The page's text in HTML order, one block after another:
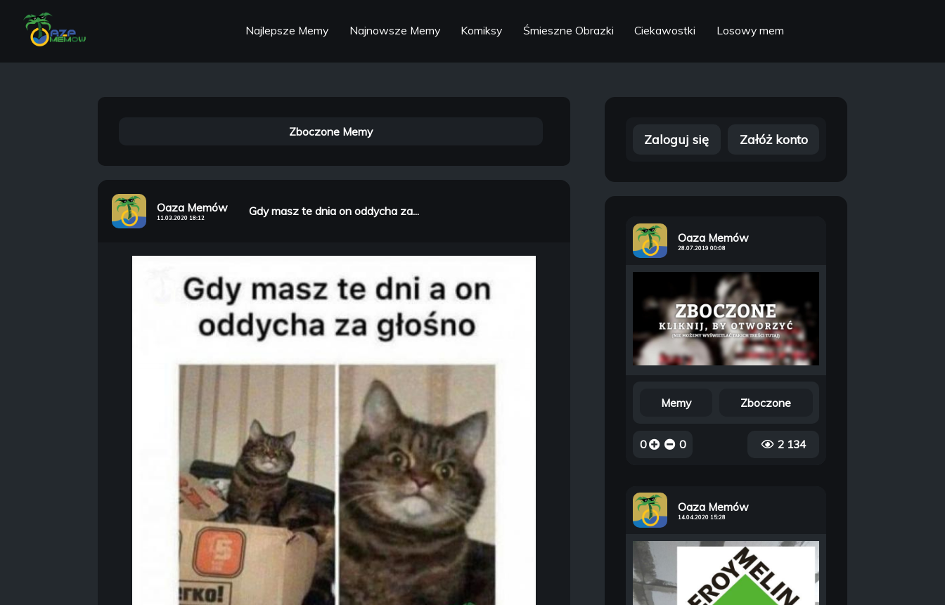
Najlepsze Memy Najnowsze Memy Komiksy Śmieszne Obrazki Ciekawostki Losowy mem
Zboczone Memy
Oaza Memów
11.03.2020 18:12 Gdy masz te dnia on oddycha za...
Zaloguj się Załóż konto
Oaza Memów
28.07.2019 00:08
Memy Zboczone
0 0 2 134
Oaza Memów
14.04.2020 15:28